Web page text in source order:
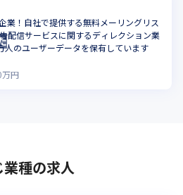
業！自社で提供する無料メーリングリス
配信サービスに関するディレクション業
人のユーザーデータを保有しています
万円
業種の求人